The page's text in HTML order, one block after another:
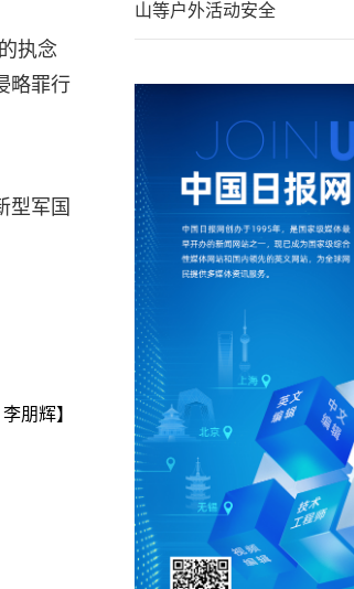
执念
略罪行
型军国
朋辉】
山等户外活动安全